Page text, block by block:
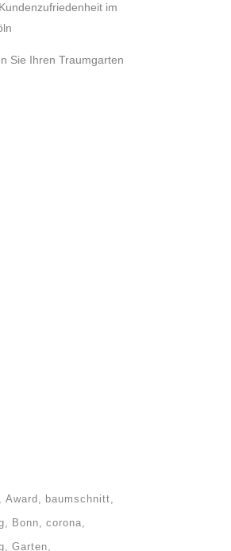
im
Sie Ihren Traumgarten
Award
baumschnitt
Bonn
corona
Garten